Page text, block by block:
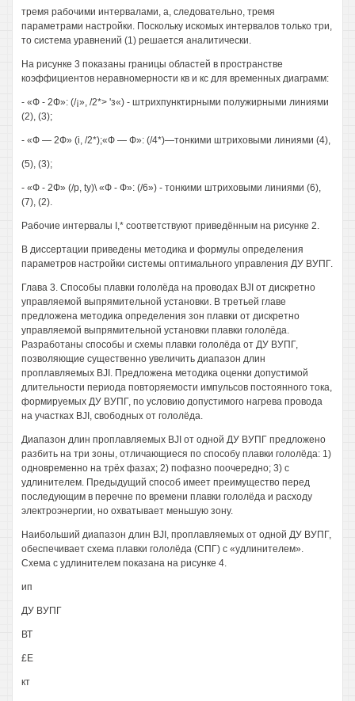
тремя рабочими интервалами, а, следовательно, тремя
параметрами настройки. Поскольку искомых интервалов только три,
то система уравнений (1) решается аналитически.
На рисунке 3 показаны границы областей в пространстве
коэффициентов неравномерности кв и кс для временных диаграмм:
- «Ф - 2Ф»: (/¡», /2*> 'з«) - штрихпунктирными полужирными линиями
(2), (3);
- «Ф — 2Ф» (i, /2*);«Ф — Ф»: (/4*)—тонкими штриховыми линиями (4),
(5), (3);
- «Ф - 2Ф» (/р, ty)\ «Ф - Ф»: (/6») - тонкими штриховыми линиями (6),
(7), (2).
Рабочие интервалы I,* соответствуют приведённым на рисунке 2.
В диссертации приведены методика и формулы определения
параметров настройки системы оптимального управления ДУ ВУПГ.
Глава 3. Способы плавки гололёда на проводах BJI от дискретно
управляемой выпрямительной установки. В третьей главе
предложена методика определения зон плавки от дискретно
управляемой выпрямительной установки плавки гололёда.
Разработаны способы и схемы плавки гололёда от ДУ ВУПГ,
позволяющие существенно увеличить диапазон длин
проплавляемых BJI. Предложена методика оценки допустимой
длительности периода повторяемости импульсов постоянного тока,
формируемых ДУ ВУПГ, по условию допустимого нагрева провода
на участках BJI, свободных от гололёда.
Диапазон длин проплавляемых BJI от одной ДУ ВУПГ предложено
разбить на три зоны, отличающиеся по способу плавки гололёда: 1)
одновременно на трёх фазах; 2) пофазно поочередно; 3) с
удлинителем. Предыдущий способ имеет преимущество перед
последующим в перечне по времени плавки гололёда и расходу
электроэнергии, но охватывает меньшую зону.
Наибольший диапазон длин BJI, проплавляемых от одной ДУ ВУПГ,
обеспечивает схема плавки гололёда (СПГ) с «удлинителем».
Схема с удлинителем показана на рисунке 4.
ип
ДУ ВУПГ
ВТ
£Е
кт